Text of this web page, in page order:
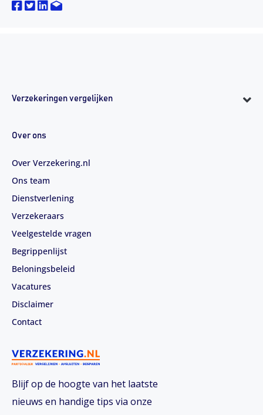
Blijf op de hoogte van het laatste
nieuws en handige tips via onze
Verzekeringen vergelijken
Over ons
Over Verzekering.nl
Ons team
Dienstverlening
Verzekeraars
Veelgestelde vragen
Begrippenlijst
Beloningsbeleid
Vacatures
Disclaimer
Contact